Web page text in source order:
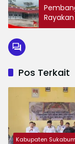
Baru
Pos Terkait
Kabupaten